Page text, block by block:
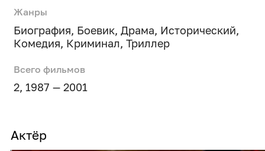
Жанры
Биография, Боевик, Драма, Исторический,
Комедия, Криминал, Триллер
Всего фильмов
2, 1987 — 2001
Актёр